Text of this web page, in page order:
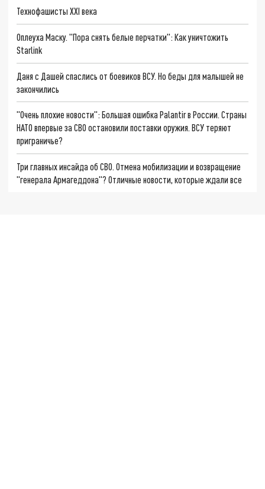
Технофашисты XXI века
Оплеуха Маску. "Пора снять белые перчатки": Как уничтожить
Starlink
Даня с Дашей спаслись от боевиков ВСУ. Но беды для малышей не
закончились
"Очень плохие новости": Большая ошибка Palantir в России. Страны
НАТО впервые за СВО остановили поставки оружия. ВСУ теряют
приграничье?
Три главных инсайда об СВО. Отмена мобилизации и возвращение
"генерала Армагеддона"? Отличные новости, которые ждали все